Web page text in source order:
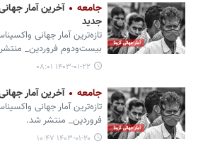
جامعه
جدید
تازه‌ترین آمار جهانی
بیست‌ودوم فروردین_
۱۴۰۳-۰۱-۲۲ ۰۸:۰۱
جامعه آخرین آمار جهانی کرونا امروز
تازه‌ترین آمار جهانی
فروردین_ منتشر شد.
۱۴۰۳-۰۱-۲۰ ۱۰:۴۷